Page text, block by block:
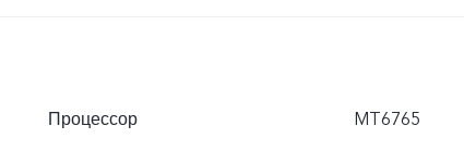
Процессор MT6765